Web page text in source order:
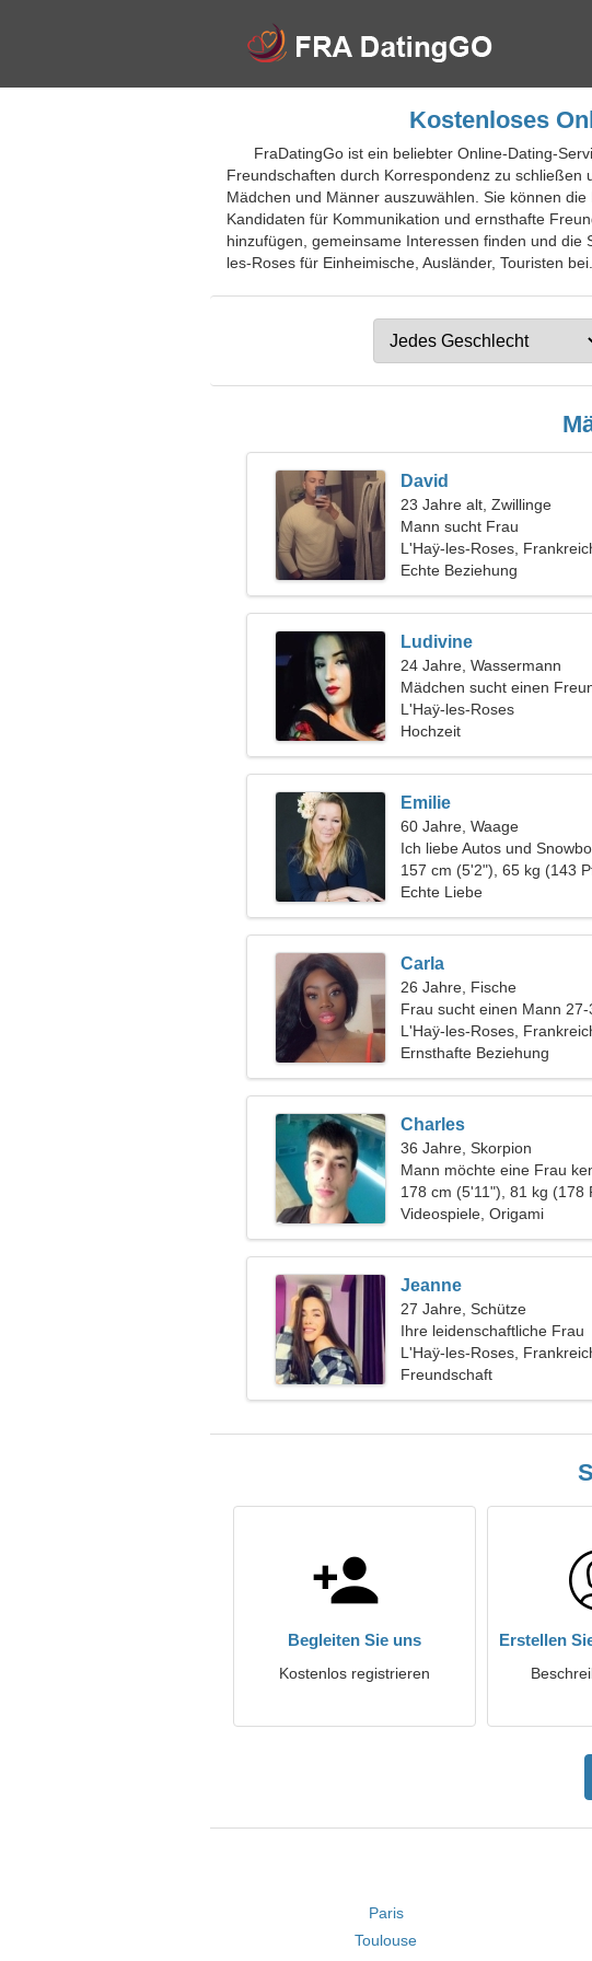
Kostenloses
FraDatingGo ist ein beliebter Online-Dating-
Freundschaften durch Korrespondenz zu
Mädchen und Männer auszuwählen. Sie können
Kandidaten für Kommunikation und ernsthafte
hinzufügen, gemeinsame Interessen finden und
les-Roses für Einheimische, Ausländer, Touristen bei.
David
23 Jahre alt, Zwillinge
Mann sucht Frau
L'Haÿ-les-Roses,
Echte Beziehung
Ludivine
24 Jahre, Wassermann
Mädchen sucht einen
L'Haÿ-les-Roses
Hochzeit
Emilie
60 Jahre, Waage
Ich liebe Autos und
157 cm (5'2"), 65 kg (143
Echte Liebe
Carla
26 Jahre, Fische
Frau sucht einen Mann 27-
L'Haÿ-les-Roses,
Ernsthafte Beziehung
Charles
36 Jahre, Skorpion
Mann möchte eine Frau
178 cm (5'11"), 81 kg (178
Videospiele, Origami
Jeanne
27 Jahre, Schütze
Ihre leidenschaftliche Frau
L'Haÿ-les-Roses,
Freundschaft
Begleiten Sie uns
Kostenlos registrieren
Erstellen
Paris
Toulouse